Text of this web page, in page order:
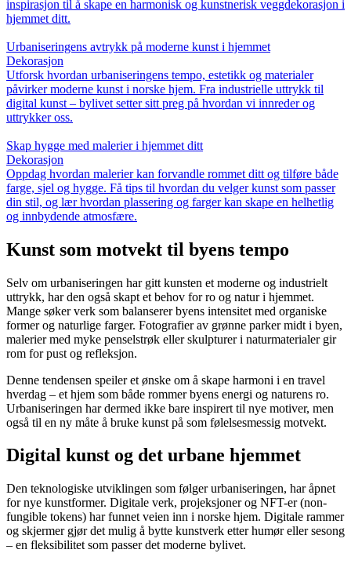
inspirasjon til å skape en harmonisk og kunstnerisk veggdekorasjon i
hjemmet ditt.
Urbaniseringens avtrykk på moderne kunst i hjemmet
Dekorasjon
Utforsk hvordan urbaniseringens tempo, estetikk og materialer
påvirker moderne kunst i norske hjem. Fra industrielle uttrykk til
digital kunst – bylivet setter sitt preg på hvordan vi innreder og
uttrykker oss.
Skap hygge med malerier i hjemmet ditt
Dekorasjon
Oppdag hvordan malerier kan forvandle rommet ditt og tilføre både
farge, sjel og hygge. Få tips til hvordan du velger kunst som passer
din stil, og lær hvordan plassering og farger kan skape en helhetlig
og innbydende atmosfære.
Kunst som motvekt til byens tempo
Selv om urbaniseringen har gitt kunsten et moderne og industrielt
uttrykk, har den også skapt et behov for ro og natur i hjemmet.
Mange søker verk som balanserer byens intensitet med organiske
former og naturlige farger. Fotografier av grønne parker midt i byen,
malerier med myke penselstrøk eller skulpturer i naturmaterialer gir
rom for pust og refleksjon.
Denne tendensen speiler et ønske om å skape harmoni i en travel
hverdag – et hjem som både rommer byens energi og naturens ro.
Urbaniseringen har dermed ikke bare inspirert til nye motiver, men
også til en ny måte å bruke kunst på som følelsesmessig motvekt.
Digital kunst og det urbane hjemmet
Den teknologiske utviklingen som følger urbaniseringen, har åpnet
for nye kunstformer. Digitale verk, projeksjoner og NFT-er (non-
fungible tokens) har funnet veien inn i norske hjem. Digitale rammer
og skjermer gjør det mulig å bytte kunstverk etter humør eller sesong
– en fleksibilitet som passer det moderne bylivet.